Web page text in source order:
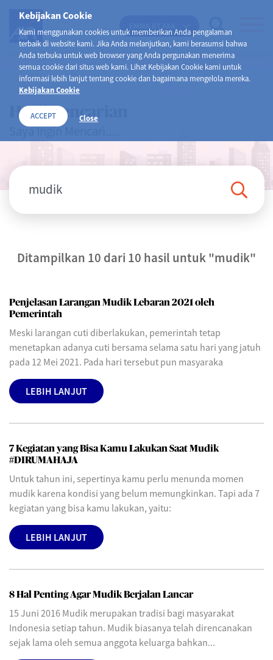
Kebijakan Cookie
Kami menggunakan cookies untuk memberikan Anda pengalaman
terbaik di website kami. Jika Anda melanjutkan, kami berasumsi bahwa
Anda terbuka untuk web browser yang Anda pergunakan menerima
semua cookie dari situs web kami. Lihat Kebijakan Cookie kami untuk
informasi lebih lanjut tentang cookie dan bagaimana mengelola mereka.
Kebijakan Cookie
ACCEPT Close
Hasil Pencarian
Saya Ingin Mencari.....
Ditampilkan 10 dari 10 hasil untuk"mudik"
Penjelasan Larangan Mudik Lebaran 2021 oleh
Pemerintah
Meski larangan cuti diberlakukan, pemerintah tetap
menetapkan adanya cuti bersama selama satu hari yang jatuh
pada 12 Mei 2021. Pada hari tersebut pun masyaraka
LEBIH LANJUT
7 Kegiatan yang Bisa Kamu Lakukan Saat Mudik
#DIRUMAHAJA
Untuk tahun ini, sepertinya kamu perlu menunda momen
mudik karena kondisi yang belum memungkinkan. Tapi ada 7
kegiatan yang bisa kamu lakukan, yaitu:
LEBIH LANJUT
8 Hal Penting Agar Mudik Berjalan Lancar
15 Juni 2016 Mudik merupakan tradisi bagi masyarakat
Indonesia setiap tahun. Mudik biasanya telah direncanakan
sejak lama oleh semua anggota keluarga bahkan...